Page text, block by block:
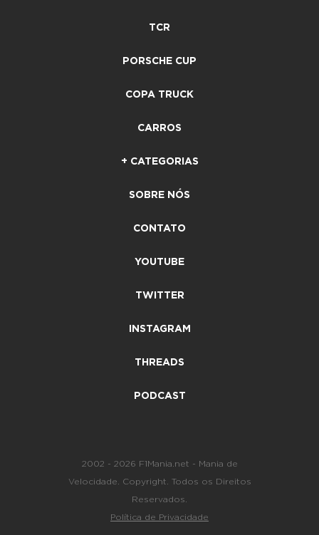
TCR
PORSCHE CUP
COPA TRUCK
CARROS
+ CATEGORIAS
SOBRE NÓS
CONTATO
YOUTUBE
TWITTER
INSTAGRAM
THREADS
PODCAST
2002 - 2026 F1Mania.net - Mania de
Velocidade. Copyright. Todos os Direitos
Reservados.
Política de Privacidade